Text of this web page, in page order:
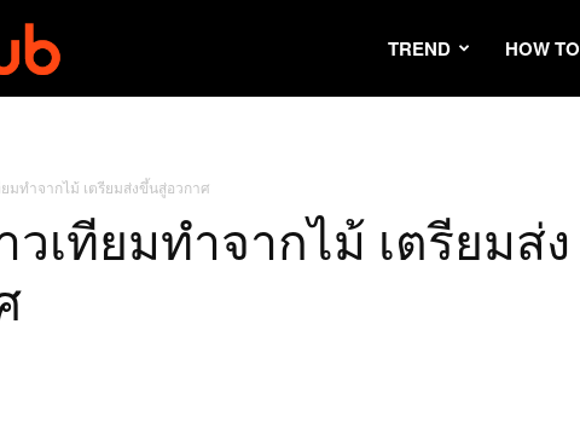
TREND HOW TO
มทำจากไม้ เตรียมส่งขึ้นสู่อวกาศ
วเทียมทำจากไม้ เตรียมส่ง